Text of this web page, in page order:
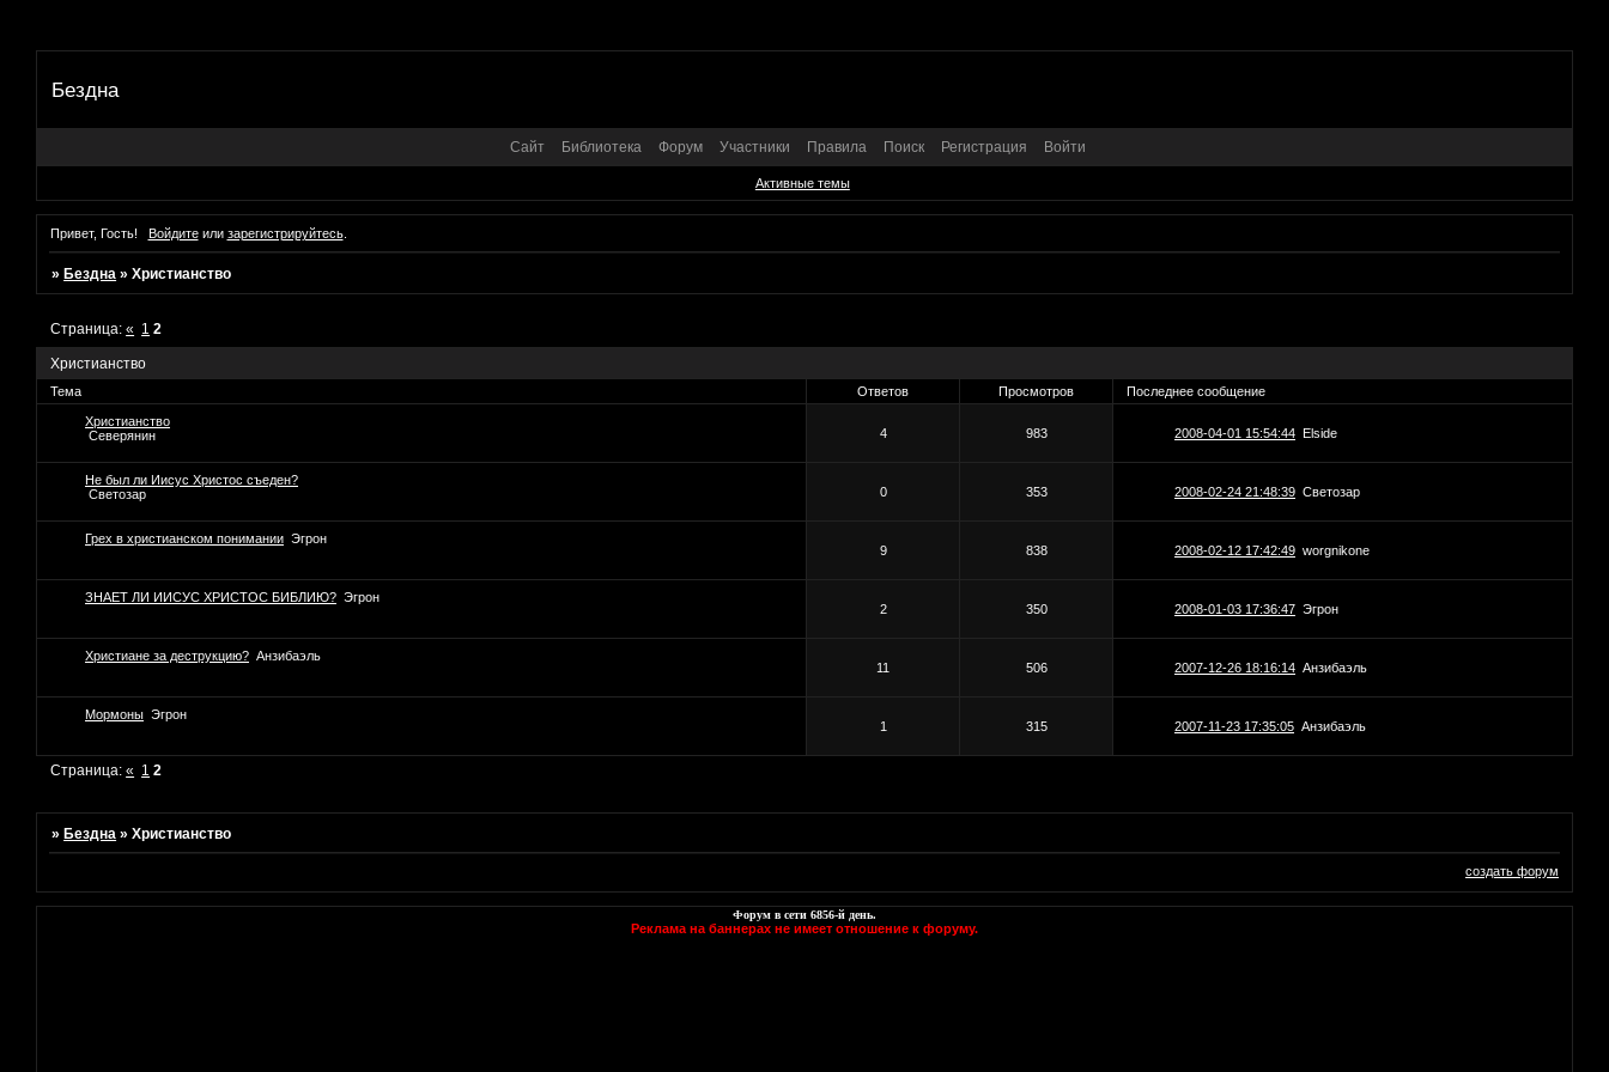
Бездна
Сайт Библиотека Форум Участники Правила Поиск Регистрация Войти
Активные темы
Привет, Гость! Войдитеили зарегистрируйтесь.
»Бездна »Христианство
Христианство
Страница:« 1 2
Тема Ответов Просмотров Последнее сообщение
Христианство
Северянин
4 983 2008-04-01 15:54:44 Elside
Не был ли Иисус Христос съеден?
Светозар
0 353 2008-02-24 21:48:39 Светозар
Грех в христианском понимании Эгрон
9
838 2008-02-12 17:42:49 worgnikone
ЗНАЕТ ЛИ ИИСУС ХРИСТОС БИБЛИЮ? Эгрон
2
350 2008-01-03 17:36:47 Эгрон
Христиане за деструкцию? Анзибаэль
11
506 2007-12-26 18:16:14 Анзибаэль
Мормоны Эгрон
1
315 2007-11-23 17:35:05 Анзибаэль
Страница:« 1 2
»Бездна »Христианство
создать форум
Форум в сети 6856-й день.
Реклама на баннерах не имеет отношение к форуму.